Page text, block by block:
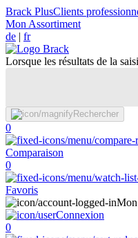
Brack PlusClients
Mon Assortiment
de | fr
Lorsque les résultats de la
Rechercher
0
Comparaison
0
Favoris
Connexion
0